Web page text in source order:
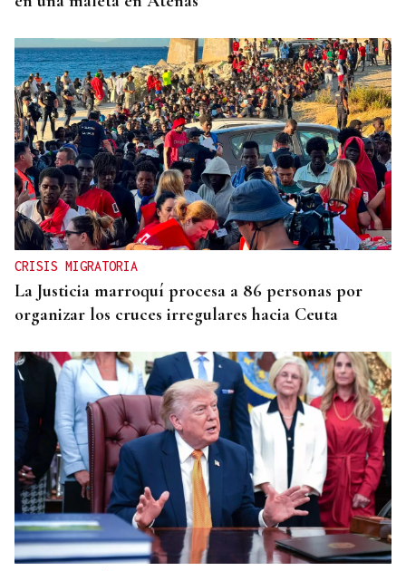
CRISIS MIGRATORIA
La Justicia marroquí procesa a 86 personas por
organizar los cruces irregulares hacia Ceuta